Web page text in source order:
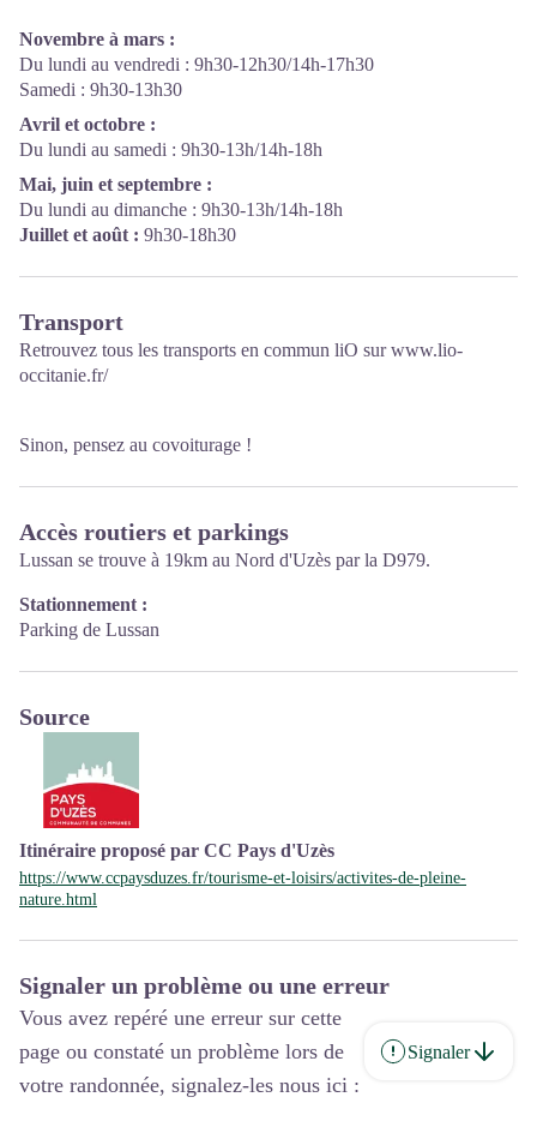
Novembre à mars :
Du lundi au vendredi : 9h30-12h30/14h-17h30
Samedi : 9h30-13h30
Avril et octobre :
Du lundi au samedi : 9h30-13h/14h-18h
Mai, juin et septembre :
Du lundi au dimanche : 9h30-13h/14h-18h
Juillet et août : 9h30-18h30
Transport
Retrouvez tous les transports en commun liO surwww.lio-
occitanie.fr/
Sinon, pensez au covoiturage !
Accès routiers et parkings
Lussan se trouve à 19km au Nord d'Uzès par la D979.
Stationnement :
Parking de Lussan
Source
Itinéraire proposé par CC Pays d'Uzès
https://www.ccpaysduzes.fr/tourisme-et-loisirs/activites-de-pleine-
nature.html
Signaler un problème ou une erreur
Vous avez repéré une erreur sur cette
page ou constaté un problème lors de
votre randonnée, signalez-les nous ici :
Signaler